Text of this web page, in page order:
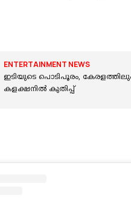
ENTERTAINMENT NEWS
ഇടിയുടെ പൊടിപൂരം,
കളക്ഷനിൽ കുതിപ്പ്